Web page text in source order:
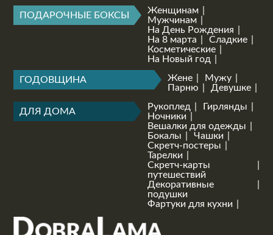
ПОДАРОЧНЫЕ БОКСЫ
Женщинам
Мужчинам
На День Рождения
На 8 марта
Сладкие
Косметические
На Новый год
ГОДОВЩИНА Жене
Мужу
Парню
Девушке
ДЛЯ ДОМА Рукоплед
Гирлянды
Ночники
Вешалки для одежды
Бокалы
Чашки
Скретч-постеры
Тарелки
Скретч-карты
путешествий
Декоративные
подушки
Фартуки для кухни